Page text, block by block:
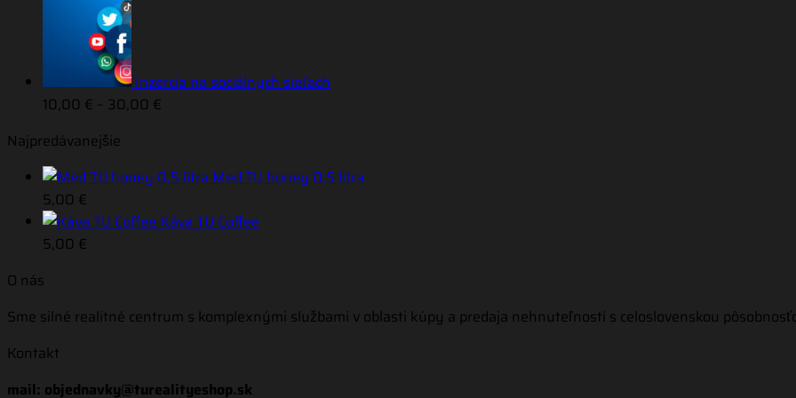
Inzercia na sociálnych sieťach
10,00 € 30,00 €
through
Najpredávanejšie
Med TU honey 0,5 litra
5,00 €
Káva TU Coffee
5,00 €
O nás
Sme silné realitné centrum s komplexnými službami v oblasti kúpy a predaja nehnuteľností s celoslovenskou
Kontakt
mail: objednavky@turealityeshop.sk